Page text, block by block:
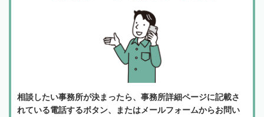
相談したい事務所が決まったら、事務所詳細ページに記載さ
れている電話するボタン、またはメールフォームからお問い